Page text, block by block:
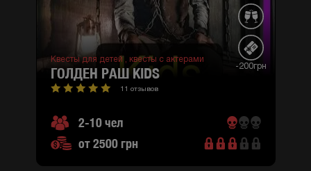
-200грн
Квесты для детей , квесты с актерами
ГОЛДЕН РАШ KIDS
11 отзывов
2-10 чел
от 2500 грн